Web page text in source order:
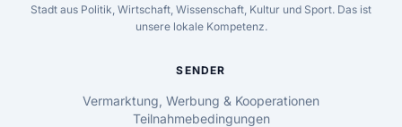
Stadt aus Politik, Wirtschaft, Wissenschaft, Kultur und Sport. Das ist
unsere lokale Kompetenz.
SENDER
Vermarktung, Werbung & Kooperationen
Teilnahmebedingungen